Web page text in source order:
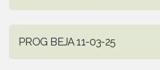
PROG BEJA 11-03-25